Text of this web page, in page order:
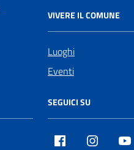
VIVERE IL COMUNE
Luoghi
Eventi
SEGUICI SU
Facebook Instagram